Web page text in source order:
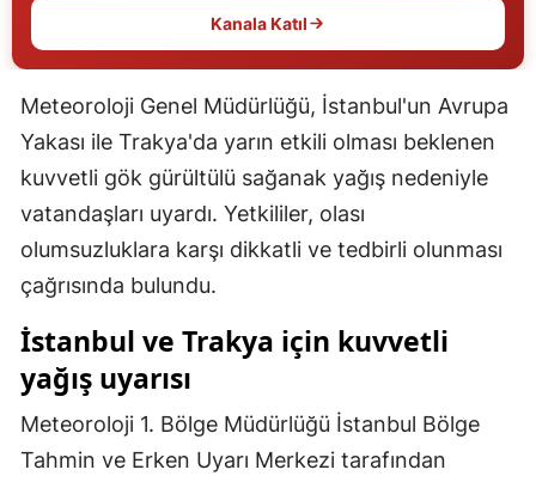
Giresun
Hakkari
Isparta
Mersin
İzmir
Kastamonu
Kanala Katıl
Meteoroloji Genel Müdürlüğü, İstanbul'un Avrupa
Yakası ile Trakya'da yarın etkili olması beklenen
kuvvetli gök gürültülü sağanak yağış nedeniyle
vatandaşları uyardı. Yetkililer, olası
olumsuzluklara karşı dikkatli ve tedbirli olunması
çağrısında bulundu.
İstanbul ve Trakya için kuvvetli
yağış uyarısı
Meteoroloji 1. Bölge Müdürlüğü İstanbul Bölge
Tahmin ve Erken Uyarı Merkezi tarafından